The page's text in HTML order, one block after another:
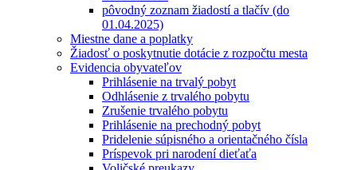
pôvodný zoznam žiadostí a tlačív (do
01.04.2025)
Miestne dane a poplatky
Žiadosť o poskytnutie dotácie z rozpočtu mesta
Evidencia obyvateľov
Prihlásenie na trvalý pobyt
Odhlásenie z trvalého pobytu
Zrušenie trvalého pobytu
Prihlásenie na prechodný pobyt
Pridelenie súpisného a orientačného čísla
Príspevok pri narodení dieťaťa